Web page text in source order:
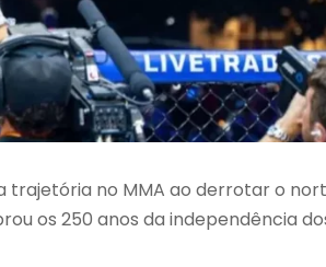
trajetória no MMA ao derrotar o
os 250 anos da independência